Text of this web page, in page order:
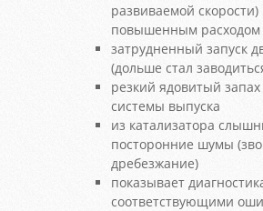
развиваемой скорости)
повышенным расходом
затрудненный запуск
(дольше стал
резкий ядовитый запах
системы выпуска
из катализатора
посторонние шумы
дребезжание)
показывает
соответствующими